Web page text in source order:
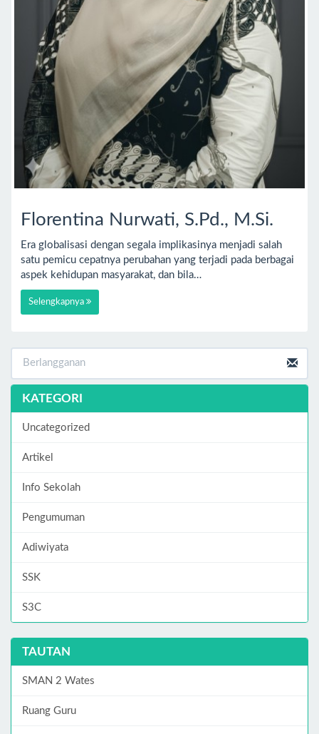
Florentina Nurwati, S.Pd., M.Si.
Era globalisasi dengan segala implikasinya menjadi salah
satu pemicu cepatnya perubahan yang terjadi pada berbagai
aspek kehidupan masyarakat, dan bila…
Selengkapnya
KATEGORI
Uncategorized
Artikel
Info Sekolah
Pengumuman
Adiwiyata
SSK
S3C
TAUTAN
SMAN 2 Wates
Ruang Guru